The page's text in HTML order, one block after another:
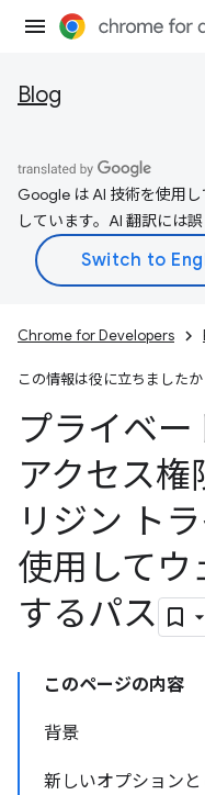
Blog
Google は AI 技術を使用
しています。AI 翻訳には
Chrome for Developers
この情報は役に立ちましたか
プライベー
アクセス
リジン ト
使用してウ
するパス
このページの内容
背景
新しいオプション